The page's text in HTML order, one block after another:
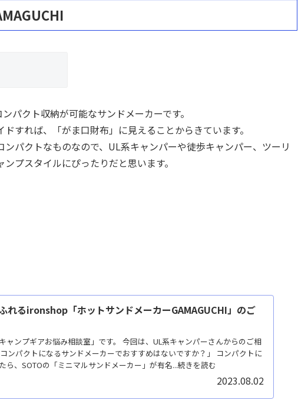
パクト収納が可能なサンドメーカーです。
すれば、「がま口財布」に見えることからきています。
パクトなものなので、UL系キャンパーや徒歩キャンパー、ツーリ
プスタイルにぴったりだと思います。
れるironshop「ホットサンドメーカーGAMAGUCHI」のご
ャンプギアお悩み相談室」です。 今回は、UL系キャンパーさんからのご相
ンパクトになるサンドメーカーでおすすめはないですか？」 コンパクトに
ら、SOTOの「ミニマルサンドメーカー」が有名...続きを読む
2023.08.02